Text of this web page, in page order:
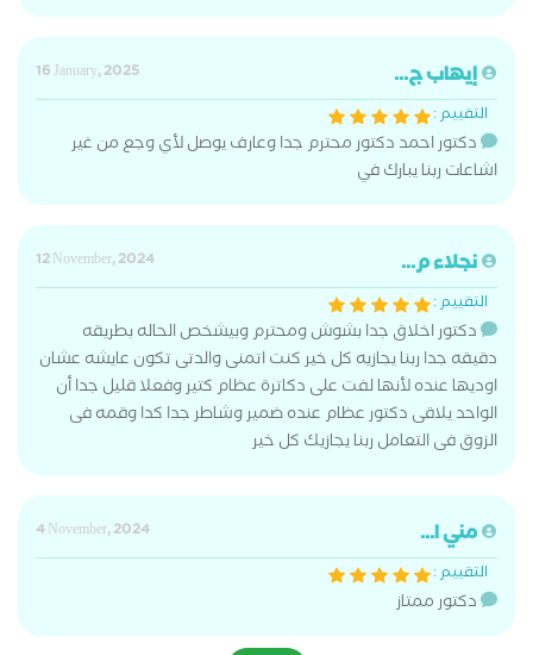
إيهاب ج...
16 January, 2025
التقييم :
دكتور احمد دكتور محترم جدا وعارف يوصل لأي وجع من غير
اشاعات ربنا يبارك في
نجلاء م...
12 November, 2024
التقييم :
دكتور اخلاق جدا بشوش ومحترم وبيشخص الحاله بطريقه
دقيقه جدا ربنا يجازيه كل خير كنت اتمنى والدتى تكون عايشه عشان
اوديها عنده لأنها لفت على دكاترة عظام كتير وفعلا قليل جدا أن
الواحد يلاقى دكتور عظام عنده ضمير وشاطر جدا كدا وقمه فى
الزوق فى التعامل ربنا يجازيك كل خير
مني ا...
4 November, 2024
التقييم :
دكتور ممتاز